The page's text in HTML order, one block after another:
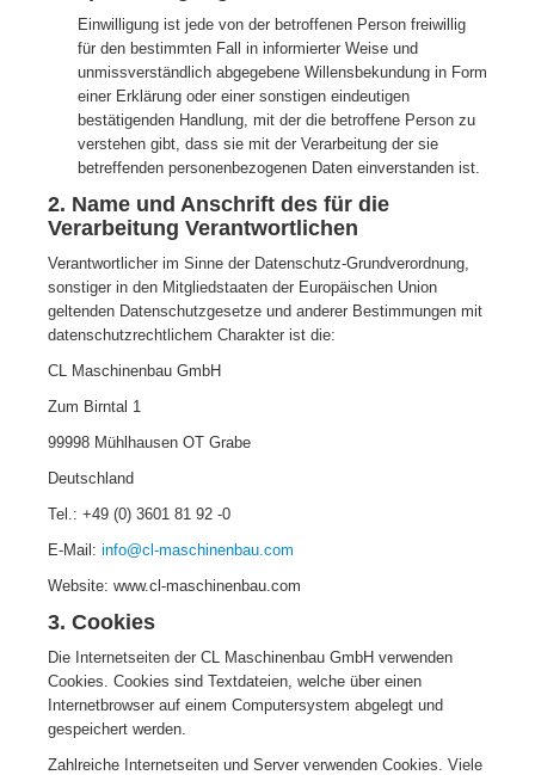
Einwilligung ist jede von der betroffenen Person freiwillig
für den bestimmten Fall in informierter Weise und
unmissverständlich abgegebene Willensbekundung in Form
einer Erklärung oder einer sonstigen eindeutigen
bestätigenden Handlung, mit der die betroffene Person zu
verstehen gibt, dass sie mit der Verarbeitung der sie
betreffenden personenbezogenen Daten einverstanden ist.
2. Name und Anschrift des für die
Verarbeitung Verantwortlichen
Verantwortlicher im Sinne der Datenschutz-Grundverordnung,
sonstiger in den Mitgliedstaaten der Europäischen Union
geltenden Datenschutzgesetze und anderer Bestimmungen mit
datenschutzrechtlichem Charakter ist die:
CL Maschinenbau GmbH
Zum Birntal 1
99998 Mühlhausen OT Grabe
Deutschland
Tel.: +49 (0) 3601 81 92 -0
E-Mail: info@cl-maschinenbau.com
Website: www.cl-maschinenbau.com
3. Cookies
Die Internetseiten der CL Maschinenbau GmbH verwenden
Cookies. Cookies sind Textdateien, welche über einen
Internetbrowser auf einem Computersystem abgelegt und
gespeichert werden.
Zahlreiche Internetseiten und Server verwenden Cookies. Viele